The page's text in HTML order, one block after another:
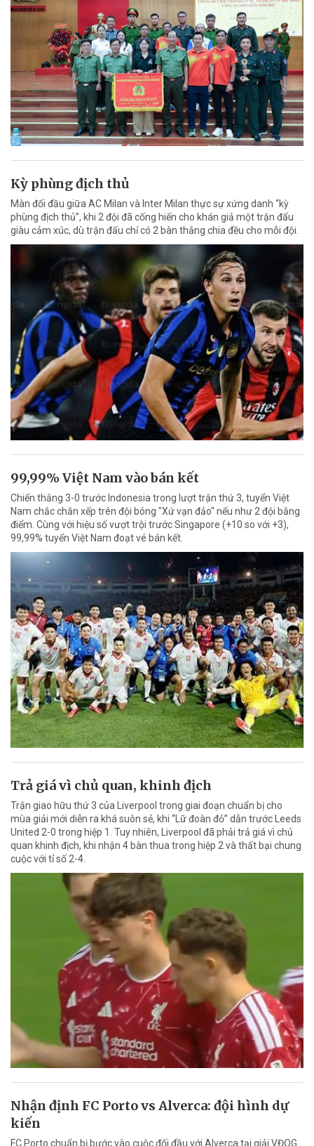
Kỳ phùng địch thủ
Màn đối đầu giữa AC Milan và Inter Milan thực sự xứng danh “kỳ
phùng địch thủ”, khi 2 đội đã cống hiến cho khán giả một trận đấu
giàu cảm xúc, dù trận đấu chỉ có 2 bàn thắng chia đều cho mỗi đội.
99,99% Việt Nam vào bán kết
Chiến thắng 3-0 trước Indonesia trong lượt trận thứ 3, tuyển Việt
Nam chắc chắn xếp trên đội bóng "Xứ vạn đảo" nếu như 2 đội bằng
điểm. Cùng với hiệu số vượt trội trước Singapore (+10 so với +3),
99,99% tuyển Việt Nam đoạt vé bán kết.
Trả giá vì chủ quan, khinh địch
Trận giao hữu thứ 3 của Liverpool trong giai đoạn chuẩn bị cho
mùa giải mới diễn ra khá suôn sẻ, khi “Lữ đoàn đỏ” dẫn trước Leeds
United 2-0 trong hiệp 1. Tuy nhiên, Liverpool đã phải trả giá vì chủ
quan khinh địch, khi nhận 4 bàn thua trong hiệp 2 và thất bại chung
cuộc với tỉ số 2-4.
Nhận định FC Porto vs Alverca: đội hình dự
kiến
FC Porto chuẩn bị bước vào cuộc đối đầu với Alverca tại giải VĐQG